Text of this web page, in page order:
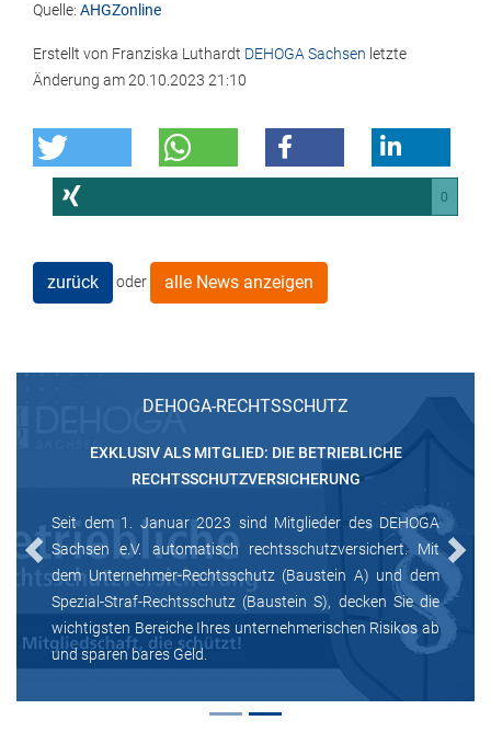
Quelle: AHGZonline
Erstellt von Franziska Luthardt DEHOGA Sachsen letzte
Änderung am20.10.2023 21:10
0
zurück oder alle News anzeigen
DEHOGA-RECHTSSCHUTZ
EXKLUSIV ALS MITGLIED: DIE BETRIEBLICHE
RECHTSSCHUTZVERSICHERUNG
Seit dem 1. Januar 2023 sind Mitglieder des DEHOGA
Sachsen e.V. automatisch rechtsschutzversichert. Mit
dem Unternehmer-Rechtsschutz (Baustein A) und dem
Spezial-Straf-Rechtsschutz (Baustein S), decken Sie die
wichtigsten Bereiche Ihres unternehmerischen Risikos ab
und sparen bares Geld.
Previous Next